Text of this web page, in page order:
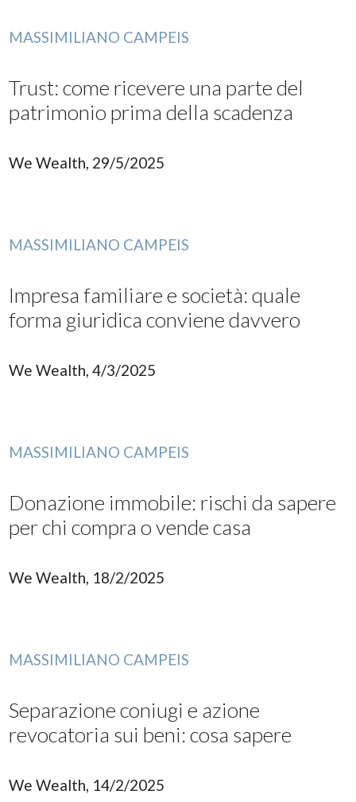
MASSIMILIANO CAMPEIS
Trust: come ricevere una parte del
patrimonio prima della scadenza
We Wealth, 29/5/2025
MASSIMILIANO CAMPEIS
Impresa familiare e società: quale
forma giuridica conviene davvero
We Wealth, 4/3/2025
MASSIMILIANO CAMPEIS
Donazione immobile: rischi da sapere
per chi compra o vende casa
We Wealth, 18/2/2025
MASSIMILIANO CAMPEIS
Separazione coniugi e azione
revocatoria sui beni: cosa sapere
We Wealth, 14/2/2025